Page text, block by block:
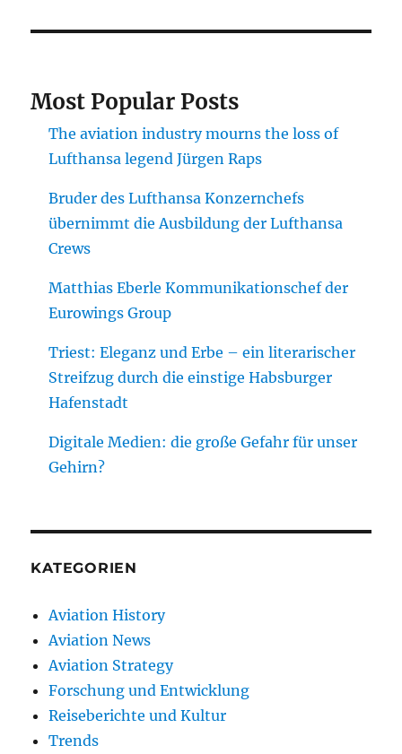
Most Popular Posts
The aviation industry mourns the loss of
Lufthansa legend Jürgen Raps
Bruder des Lufthansa Konzernchefs
übernimmt die Ausbildung der Lufthansa
Crews
Matthias Eberle Kommunikationschef der
Eurowings Group
Triest: Eleganz und Erbe – ein literarischer
Streifzug durch die einstige Habsburger
Hafenstadt
Digitale Medien: die große Gefahr für unser
Gehirn?
KATEGORIEN
Aviation History
Aviation News
Aviation Strategy
Forschung und Entwicklung
Reiseberichte und Kultur
Trends